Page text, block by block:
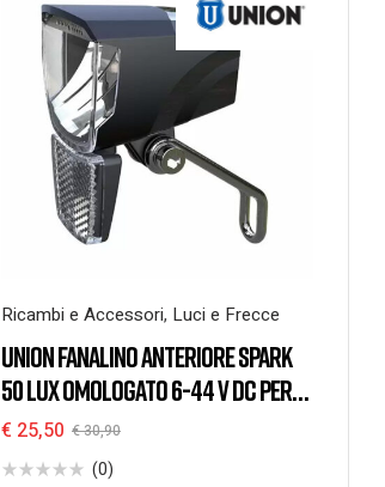
Ricambi e Accessori, Luci e Frecce
UNION FANALINO ANTERIORE SPARK
50 LUX OMOLOGATO 6-44 V DC PER
EBIKE
€30,90
€ 25,50
(0)